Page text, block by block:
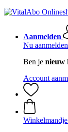
Aanmelden
Nu aanmelden
Ben je nieuw
Account
Winkelmandje